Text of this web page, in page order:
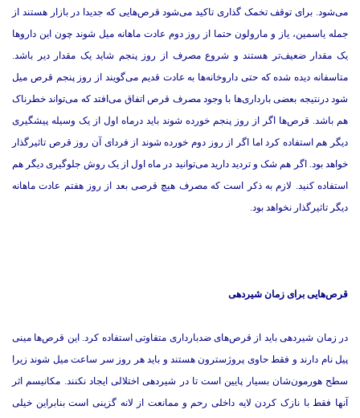
می‌شود. برای توقف تخمک گذاری تاکید می‌شود قرص‌هایی که جدیدا در بازار هستند از
جمله یاسمین، یاز و مارولون حتما از روز دوم عادت ماهانه میل شوند چون این داروها
یک مقدار ضعیف‌تر هستند و شروع مصرف از روز پنجم شاید یک مقدار دیر باشد.
متاسفانه دیده شده که حتی داروخانه‌ها به عادت قدیم می‌گویند از روز پنجم قرص میل
شود درنتیجه بعضی بارداری‌ها با وجود مصرف قرص اتفاق می‌افتد که می‌تواند خطرناک
هم باشد. قرص‌ها اگر از روز پنجم خورده شوند باید درماه اول از یک وسیله پیشگیری
دیگر هم استفاده کرد اما اگر از روز دوم خورده شوند از فردای آن روز قرص تاثیرگذار
خواهد بود. اگر هم شک و تردید دارید می‌توانید در ماه اول از یک روش جلوگیری دیگر هم
استفاده کنید. لازم به ذکر است که مصرف هیچ قرصی بعد از روز هفتم عادت ماهانه
دیگر تاثیرگذار نخواهد بود.
قرص‌هایی برای زمان شیردهی
در زمان شیردهی باید از قرص‌های ضدبارداری متفاوتی استفاده كرد. این قرص‌ها مینی
پیل نام دارند و فقط حاوی پروژسترون هستند و باید هر روز سر ساعت میل شوند زیرا
سطح هورمون‌شان بسیار پایین است تا در شیردهی اختلالی ایجاد نکنند. مکانیسم اثر
آنها فقط با نازک کردن لایه داخلی رحم و ممانعت از لانه گزینی است بنابراین خیلی